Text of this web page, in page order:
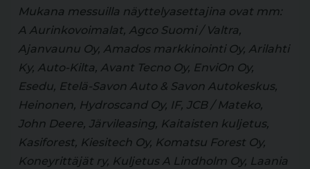
Mukana messuilla näyttelyasettajina ovat mm:
A Aurinkovoimalat, Agco Suomi / Valtra,
Ajanvaunu Oy, Amados markkinointi Oy, Arilahti
Ky, Auto-Kilta, Avant Tecno Oy, EnviOn Oy,
Esedu, Etelä-Savon Auto & Savon Autokeskus,
Heinonen, Hydroscand Oy, IF, JCB / Mateko,
John Deere, Järvileasing, Kaitaisten kuljetus,
Kasiforest, Kiesitech Oy, Komatsu Forest Oy,
Koneyrittäjät ry, Kuljetus A Lindholm Oy, Laania